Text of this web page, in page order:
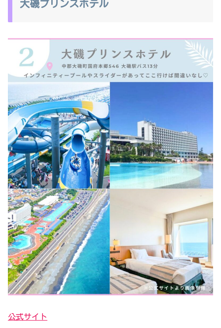
大磯プリンスホテル
公式サイト